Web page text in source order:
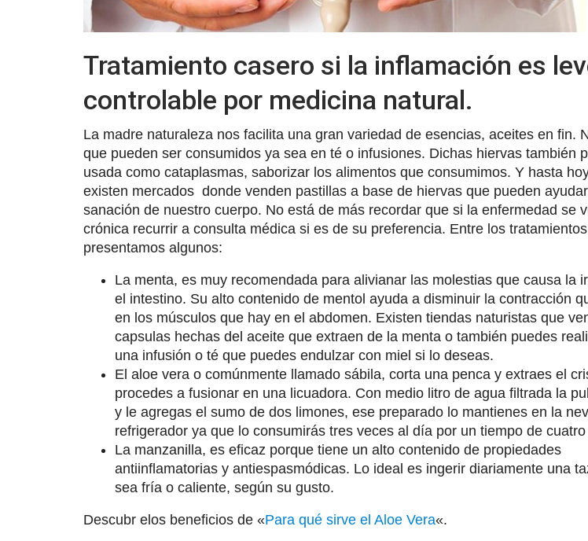
Tratamiento casero si la inflamación es
controlable por medicina natural.
La madre naturaleza nos facilita una gran variedad de esencias, aceites en fin.
que pueden ser consumidos ya sea en té o infusiones. Dichas hiervas también
usada como cataplasmas, saborizar los alimentos que consumimos. Y hasta
existen mercados donde venden pastillas a base de hiervas que pueden
sanación de nuestro cuerpo. No está de más recordar que si la enfermedad se
crónica recurrir a consulta médica si es de su preferencia. Entre los
presentamos algunos:
La menta, es muy recomendada para alivianar las molestias que causa la
el intestino. Su alto contenido de mentol ayuda a disminuir la contracción
en los músculos que hay en el abdomen. Existen tiendas naturistas que
capsulas hechas del aceite que extraen de la menta o también puedes
una infusión o té que puedes endulzar con miel si lo deseas.
El aloe vera o comúnmente llamado sábila, corta una penca y extraes el
procedes a fusionar en una licuadora. Con medio litro de agua filtrada la
y le agregas el sumo de dos limones, ese preparado lo mantienes en la
refrigerador ya que lo consumirás tres veces al día por un tiempo de
La manzanilla, es eficaz porque tiene un alto contenido de propiedades
antiinflamatorias y antiespasmódicas. Lo ideal es ingerir diariamente una
sea fría o caliente, según su gusto.
Descubr elos beneficios de «Para qué sirve el Aloe Vera«.